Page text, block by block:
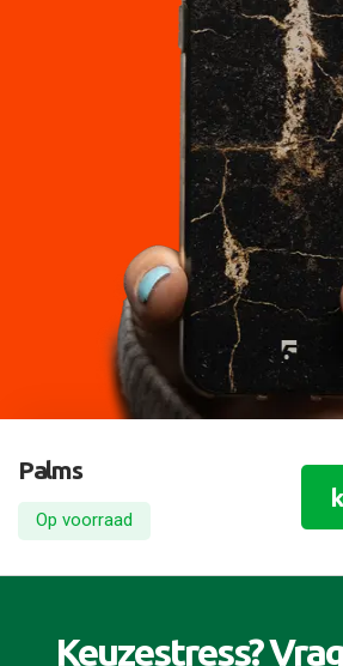
Palms
Op voorraad
Keuzestress?